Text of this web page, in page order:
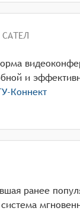
и
Коннект
ранее